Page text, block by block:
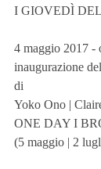
I GIOVEDÌ
4 maggio 2017 -
inaugurazione
di
Yoko Ono |
ONE DAY I
(5 maggio | 2